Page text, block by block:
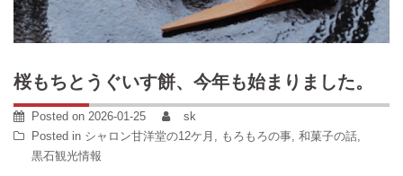
桜もちとうぐいす餅、今年も始まりました。
Posted on 2026-01-25
sk
Posted in シャロン甘洋堂の12ケ月 , もろもろの事, 和菓子の話,
黒石観光情報